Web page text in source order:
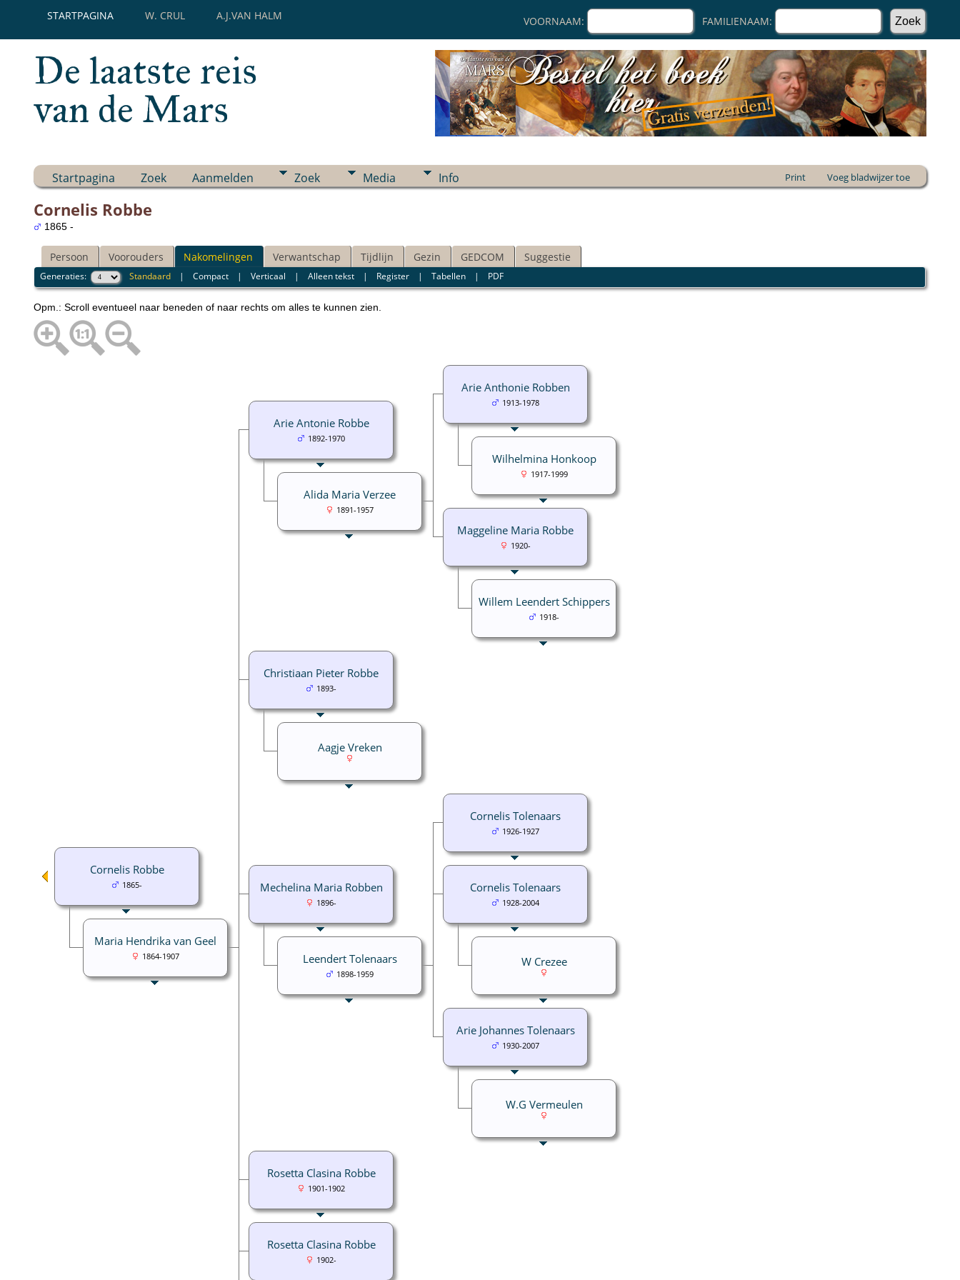
STARTPAGINA W. CRUL A.J.VAN HALM VOORNAAM: FAMILIENAAM:
De laatste reis
van de Mars
Startpagina Zoek Aanmelden Zoek Media Info Print Voeg bladwijzer toe
Cornelis Robbe
1865 -
Persoon Voorouders Nakomelingen Verwantschap Tijdlijn Gezin GEDCOM Suggestie
Generaties: Standaard |Compact |Verticaal |Alleen tekst | Register |Tabellen | PDF
Opm.: Scroll eventueel naar beneden of naar rechts om alles te kunnen zien.
Arie Anthonie Robben
1913-1978
Wilhelmina Honkoop
1917-1999
Maggeline Maria Robbe
1920-
Willem Leendert Schippers
1918-
Arie Antonie Robbe
1892-1970
Alida Maria Verzee
1891-1957
Christiaan Pieter Robbe
1893-
Aagje Vreken
Cornelis Tolenaars
1926-1927
Cornelis Tolenaars
1928-2004
W Crezee
Arie Johannes Tolenaars
1930-2007
W.G Vermeulen
Mechelina Maria Robben
1896-
Leendert Tolenaars
1898-1959
Rosetta Clasina Robbe
1901-1902
Rosetta Clasina Robbe
1902-
Cornelis Robbe
1865-
Maria Hendrika van Geel
1864-1907